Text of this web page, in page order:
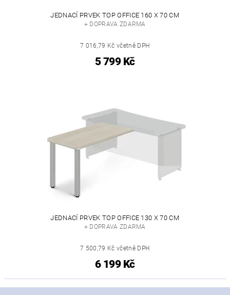
JEDNACÍ PRVEK TOP OFFICE 160 X 70 CM
+ DOPRAVA ZDARMA
7 016,79 Kč včetně DPH
5 799 Kč
JEDNACÍ PRVEK TOP OFFICE 130 X 70 CM
+ DOPRAVA ZDARMA
7 500,79 Kč včetně DPH
6 199 Kč